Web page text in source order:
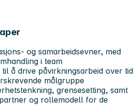
og samarbeidsevner, med
i team
å drive påvirkningsarbeid over tid
målgruppe
grensesetting, samt
og rollemodell for de